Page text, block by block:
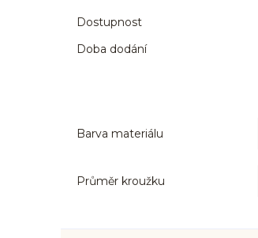
Dostupnost
Doba dodání
Barva materiálu
Průměr kroužku